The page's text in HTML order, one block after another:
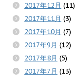
2017年12月 (11)
2017年11月 (3)
2017年10月 (7)
2017年9月 (12)
2017年8月 (5)
2017年7月 (13)